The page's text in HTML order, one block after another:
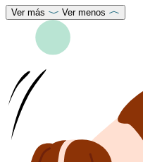
Ver más Ver menos